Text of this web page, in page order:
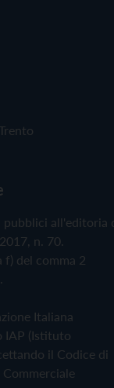
pubblici all'editoria
n. 70.
f) del comma 2
Italiana
IAP (Istituto
il Codice di